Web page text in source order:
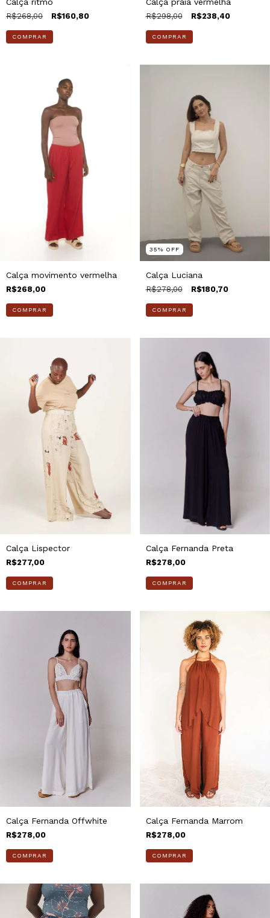
R$268,00 R$160,80
COMPRAR
R$298,00 R$238,40
COMPRAR
Calça movimento vermelha
R$268,00
COMPRAR
35% OFF
Calça Luciana
R$278,00 R$180,70
COMPRAR
Calça Lispector
R$277,00
COMPRAR
Calça Fernanda Preta
R$278,00
COMPRAR
Calça Fernanda Offwhite
R$278,00
COMPRAR
Calça Fernanda Marrom
R$278,00
COMPRAR